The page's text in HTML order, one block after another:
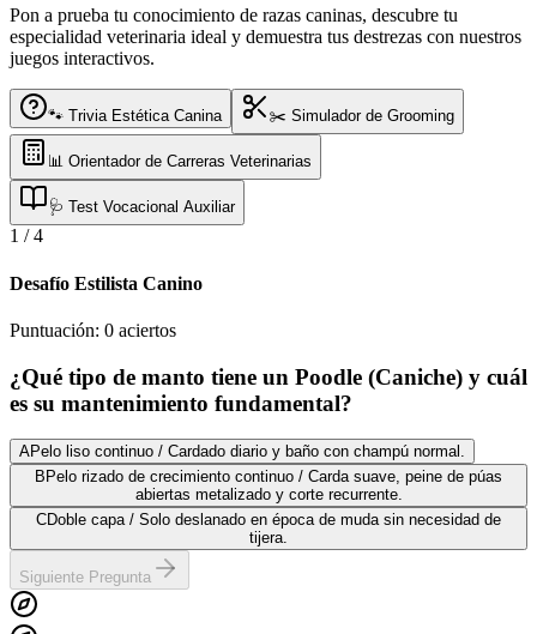
Pon a prueba tu conocimiento de razas caninas, descubre tu
especialidad veterinaria ideal y demuestra tus destrezas con nuestros
juegos interactivos.
🐾 Trivia Estética Canina ✂️ Simulador de Grooming
📊 Orientador de Carreras Veterinarias
🩺 Test Vocacional Auxiliar
1 /4
Desafío Estilista Canino
Puntuación: 0 aciertos
¿Qué tipo de manto tiene un Poodle (Caniche) y cuál
es su mantenimiento fundamental?
APelo liso continuo / Cardado diario y baño con champú normal.
B Pelo rizado de crecimiento continuo / Carda suave, peine de púas
abiertas metalizado y corte recurrente.
CDoble capa / Solo deslanado en época de muda sin necesidad de
tijera.
Siguiente Pregunta